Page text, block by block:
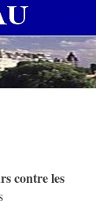
contre les